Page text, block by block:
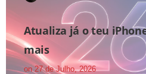
Atualiza já o teu
mais
on27 de Julho, 2026